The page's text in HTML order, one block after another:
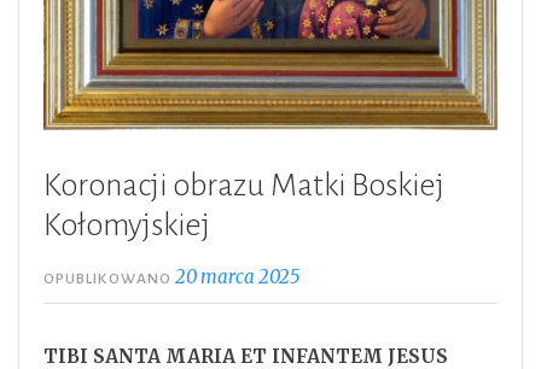
Koronacji obrazu Matki Boskiej
Kołomyjskiej
OPUBLIKOWANO20 marca 2025
TIBI SANTA MARIA ET INFANTEM JESUS